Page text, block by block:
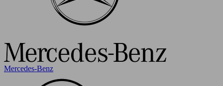
Mercedes-Benz